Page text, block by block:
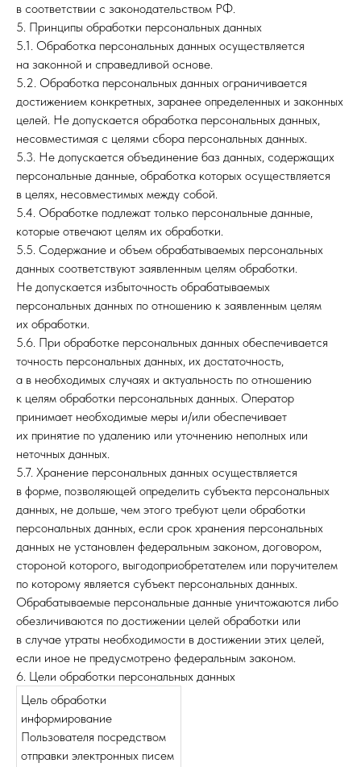
в соответствии с законодательством РФ.
5. Принципы обработки персональных данных
5.1. Обработка персональных данных осуществляется
на законной и справедливой основе.
5.2. Обработка персональных данных ограничивается
достижением конкретных, заранее определенных и законных
целей. Не допускается обработка персональных данных,
несовместимая с целями сбора персональных данных.
5.3. Не допускается объединение баз данных, содержащих
персональные данные, обработка которых осуществляется
в целях, несовместимых между собой.
5.4. Обработке подлежат только персональные данные,
которые отвечают целям их обработки.
5.5. Содержание и объем обрабатываемых персональных
данных соответствуют заявленным целям обработки.
Не допускается избыточность обрабатываемых
персональных данных по отношению к заявленным целям
их обработки.
5.6. При обработке персональных данных обеспечивается
точность персональных данных, их достаточность,
а в необходимых случаях и актуальность по отношению
к целям обработки персональных данных. Оператор
принимает необходимые меры и/или обеспечивает
их принятие по удалению или уточнению неполных или
неточных данных.
5.7. Хранение персональных данных осуществляется
в форме, позволяющей определить субъекта персональных
данных, не дольше, чем этого требуют цели обработки
персональных данных, если срок хранения персональных
данных не установлен федеральным законом, договором,
стороной которого, выгодоприобретателем или поручителем
по которому является субъект персональных данных.
Обрабатываемые персональные данные уничтожаются либо
обезличиваются по достижении целей обработки или
в случае утраты необходимости в достижении этих целей,
если иное не предусмотрено федеральным законом.
6. Цели обработки персональных данных
Цель обработки
информирование
Пользователя посредством
отправки электронных писем